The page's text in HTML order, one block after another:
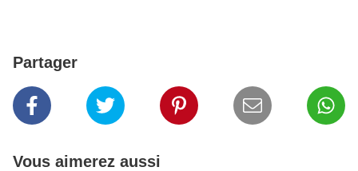
Partager
Vous aimerez aussi